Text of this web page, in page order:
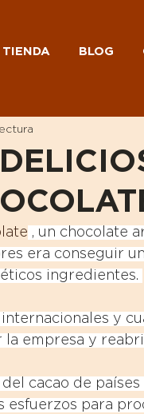
TIENDA BLOG
, un chocolate
era conseguir
ingredientes.
y
empresa y
cacao de países
esfuerzos para